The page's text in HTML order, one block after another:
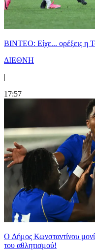
BINTEO: Είχε... ορέξεις η
ΔΙΕΘΝΗ
|
17:57
O Δήμος Κωνσταντίνου
του αθλητισμού!